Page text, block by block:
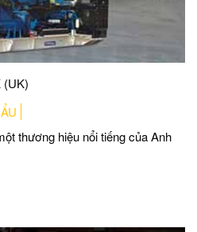
(UK)
thương hiệu nổi tiếng của Anh